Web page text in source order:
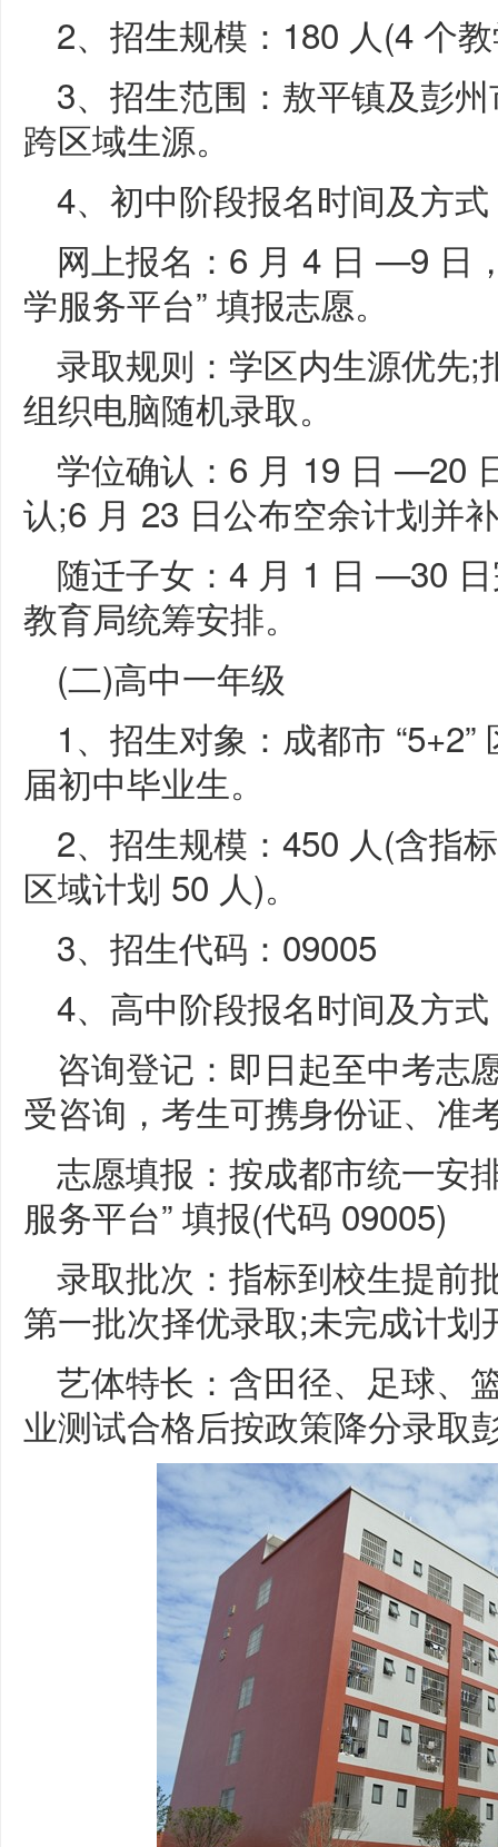
2、招生规模：180 人(4 个
3、招生范围：敖平镇及彭
跨区域生源。
4、初中阶段报名时间及方式
网上报名：6 月 4 日 —9 日
学服务平台” 填报志愿。
录取规则：学区内生源优先
组织电脑随机录取。
学位确认：6 月 19 日 —20
认;6 月 23 日公布空余计划并
随迁子女：4 月 1 日 —30
教育局统筹安排。
(二)高中一年级
1、招生对象：成都市
届初中毕业生。
2、招生规模：450 人(含指
区域计划 50 人)。
3、招生代码：09005
4、高中阶段报名时间及方式
咨询登记：即日起至中考志
受咨询，考生可携身份证、准
志愿填报：按成都市统一安
服务平台” 填报(代码 09005)
录取批次：指标到校生提前
第一批次择优录取;未完成计划
艺体特长：含田径、足球、
业测试合格后按政策降分录取